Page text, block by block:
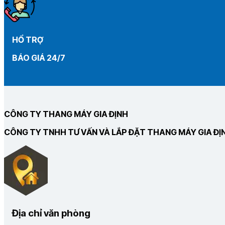
HỔ TRỢ
BÁO GIÁ 24/7
CÔNG TY THANG MÁY GIA ĐỊNH
CÔNG TY TNHH TƯ VẤN VÀ LẮP ĐẶT THANG MÁY GIA
Địa chỉ văn phòng